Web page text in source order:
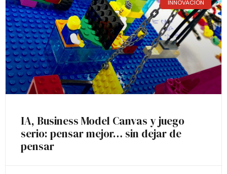
INNOVACIÓN
IA, Business Model Canvas y juego
serio: pensar mejor… sin dejar de
pensar